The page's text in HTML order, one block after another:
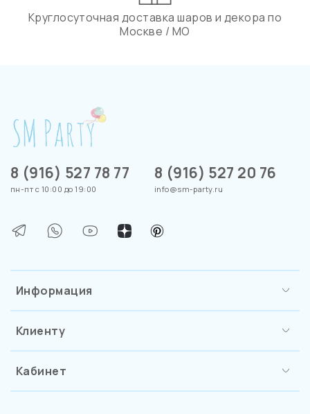
Круглосуточная доставка шаров и декора по
Москве / МО
Информация
Клиенту
Кабинет
8 (916) 527 78 77
пн-пт с 10:00 до 19:00
8 (916) 527 20 76
info@sm-party.ru